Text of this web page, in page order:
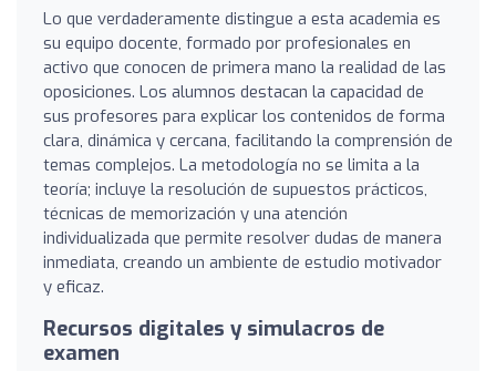
Lo que verdaderamente distingue a esta academia es
su equipo docente, formado por profesionales en
activo que conocen de primera mano la realidad de las
oposiciones. Los alumnos destacan la capacidad de
sus profesores para explicar los contenidos de forma
clara, dinámica y cercana, facilitando la comprensión de
temas complejos. La metodología no se limita a la
teoría; incluye la resolución de supuestos prácticos,
técnicas de memorización y una atención
individualizada que permite resolver dudas de manera
inmediata, creando un ambiente de estudio motivador
y eficaz.
Recursos digitales y simulacros de
examen